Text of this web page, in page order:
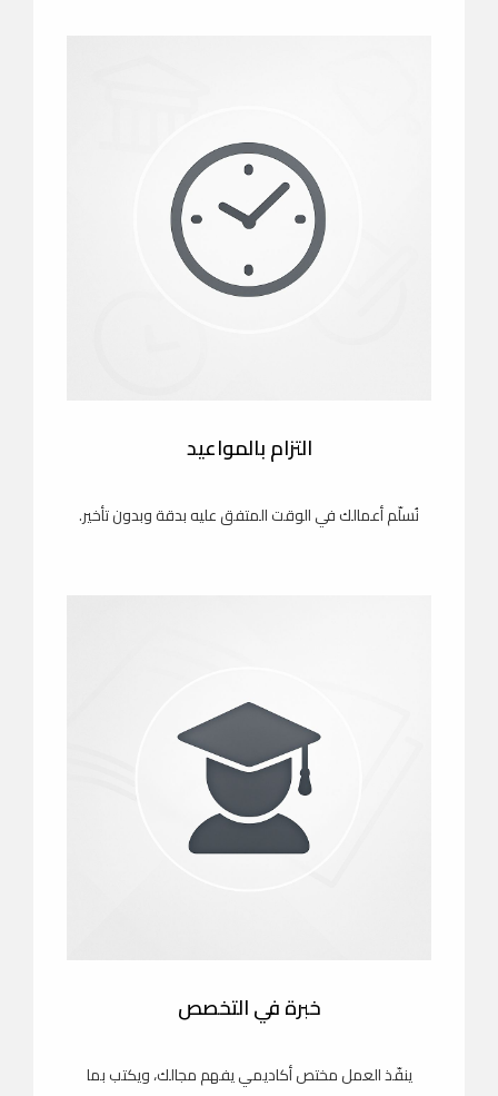
التزام بالمواعيد
نُسلّم أعمالك في الوقت المتفق عليه بدقة وبدون تأخير.
خبرة في التخصص
ينفّذ العمل مختص أكاديمي يفهم مجالك، ويكتب بما